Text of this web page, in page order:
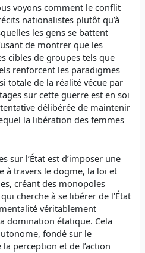
voyons comment le conflit
nationalistes plutôt qu’à
les gens se battent
de montrer que les
cibles de groupes tels que
renforcent les paradigmes
totale de la réalité vécue par
sur cette guerre est en soi
délibérée de maintenir
la libération des femmes
sur l’État est d’imposer une
à travers le dogme, la loi et
créant des monopoles
cherche à se libérer de l’État
véritablement
domination étatique. Cela
fondé sur le
perception et de l’action